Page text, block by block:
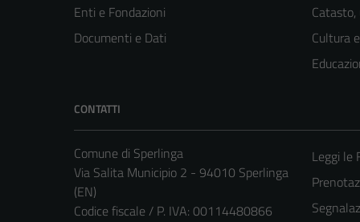
Enti e Fondazioni
Documenti e Dati
Catasto,
Cultura
CONTATTI
Comune di Sperlinga
Via Salita Municipio 2 - 94010 Sperlinga
(EN)
Codice fiscale / P. IVA: 00114480866
Leggi le